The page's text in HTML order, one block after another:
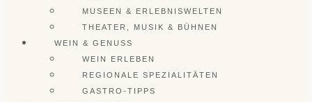
MUSEEN & ERLEBNISWELTEN
THEATER, MUSIK & BÜHNEN
WEIN & GENUSS
WEIN ERLEBEN
REGIONALE SPEZIALITÄTEN
GASTRO-TIPPS